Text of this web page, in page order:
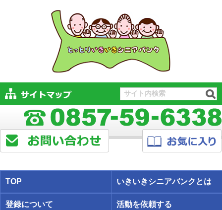
TOP いきいきシニアバンクとは
登録について 活動を依頼する